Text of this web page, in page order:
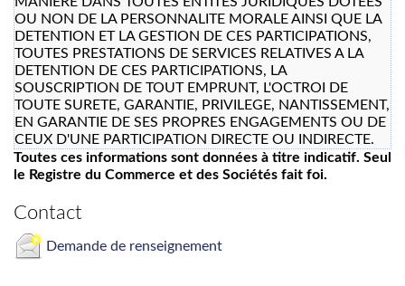
OU NON DE LA PERSONNALITE MORALE AINSI QUE LA
DETENTION ET LA GESTION DE CES PARTICIPATIONS,
TOUTES PRESTATIONS DE SERVICES RELATIVES A LA
DETENTION DE CES PARTICIPATIONS, LA
SOUSCRIPTION DE TOUT EMPRUNT, L'OCTROI DE
TOUTE SURETE, GARANTIE, PRIVILEGE, NANTISSEMENT,
EN GARANTIE DE SES PROPRES ENGAGEMENTS OU DE
CEUX D'UNE PARTICIPATION DIRECTE OU INDIRECTE.
Toutes ces informations sont données à titre indicatif. Seul
le Registre du Commerce et des Sociétés fait foi.
Contact
Demande de renseignement